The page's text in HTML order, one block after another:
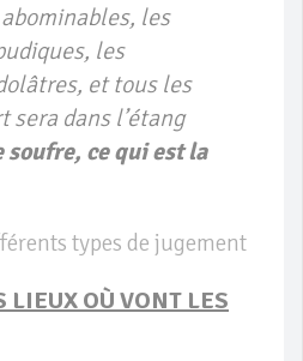
les
les
et tous les
dans l’étang
soufre, ce qui est la
types de jugement
LIEUX OÙ VONT LES